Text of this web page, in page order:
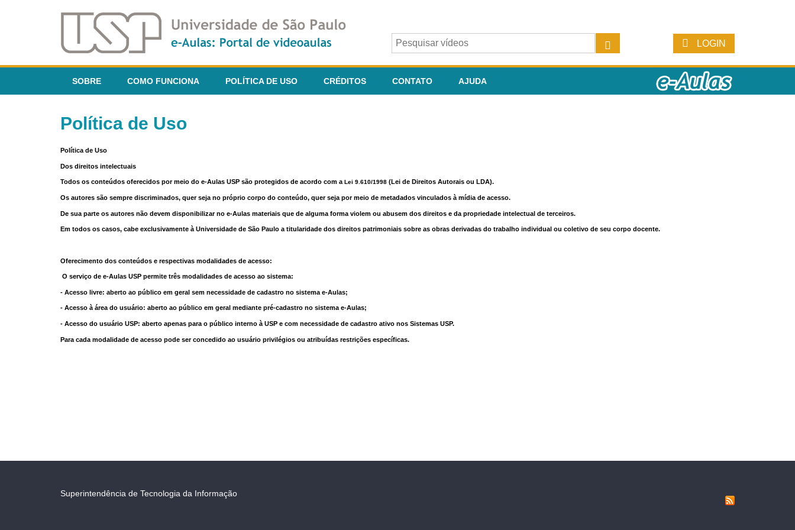
LOGIN
SOBRE COMO FUNCIONA POLÍTICA DE USO CRÉDITOS CONTATO AJUDA
Política de Uso
Política de Uso
Dos direitos intelectuais
Todos os conteúdos oferecidos por meio do e-Aulas USP são protegidos de acordo com a Lei 9.610/1998 (Lei de Direitos Autorais ou LDA).
Os autores são sempre discriminados, quer seja no próprio corpo do conteúdo, quer seja por meio de metadados vinculados à mídia de acesso.
De sua parte os autores não devem disponibilizar no e-Aulas materiais que de alguma forma violem ou abusem dos direitos e da propriedade intelectual de terceiros.
Em todos os casos, cabe exclusivamente à Universidade de São Paulo a titularidade dos direitos patrimoniais sobre as obras derivadas do trabalho individual ou coletivo de seu corpo docente.
Oferecimento dos conteúdos e respectivas modalidades de acesso:
O serviço de e-Aulas USP permite três modalidades de acesso ao sistema:
- Acesso livre: aberto ao público em geral sem necessidade de cadastro no sistema e-Aulas;
- Acesso à área do usuário: aberto ao público em geral mediante pré-cadastro no sistema e-Aulas;
- Acesso do usuário USP: aberto apenas para o público interno à USP e com necessidade de cadastro ativo nos Sistemas USP.
Para cada modalidade de acesso pode ser concedido ao usuário privilégios ou atribuídas restrições específicas.
Superintendência de Tecnologia da Informação